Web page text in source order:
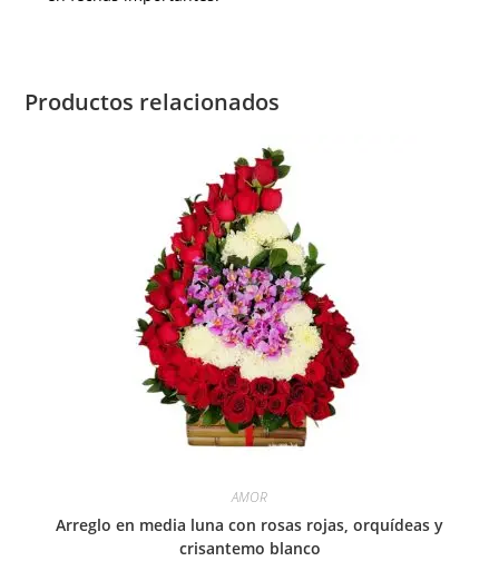
Productos relacionados
AMOR
Arreglo en media luna con rosas rojas, orquídeas y
crisantemo blanco